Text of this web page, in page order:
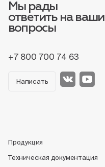
Мы рады
ответить на ваши
вопросы
+7 800 700 74 63
Написать
Продукция
Техническая документация